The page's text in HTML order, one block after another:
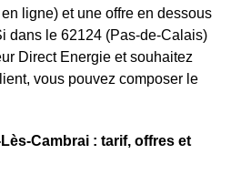
ligne) et une offre en dessous
dans le 62124 (Pas-de-Calais)
Direct Energie et souhaitez
vous pouvez composer le
Cambrai : tarif, offres et